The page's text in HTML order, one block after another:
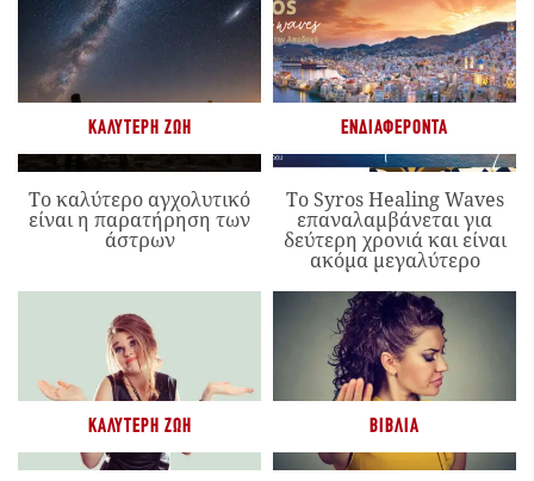
ΚΑΛΎΤΕΡΗ ΖΩΉ
Το καλύτερο αγχολυτικό
είναι η παρατήρηση των
άστρων
ΕΝΔΙΑΦΈΡΟΝΤΑ
Το Syros Healing Waves
επαναλαμβάνεται για
δεύτερη χρονιά και είναι
ακόμα μεγαλύτερο
ΚΑΛΎΤΕΡΗ ΖΩΉ ΒΙΒΛΊΑ